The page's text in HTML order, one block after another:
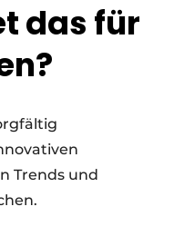
das für
Trends und